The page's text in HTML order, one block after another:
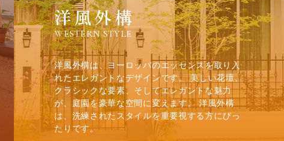
洋風外構
WESTERN STYLE
洋風外構は、ヨーロッパのエッセンスを取り入
れたエレガントなデザインです。 美しい花壇、
クラシックな要素、そしてエレガントな魅力
が、庭園を豪華な空間に変えます。 洋風外構
は、洗練されたスタイルを重要視する方にぴっ
たりです。